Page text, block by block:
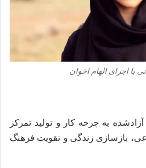
با اجرای الهام اخوان
آزادشده به چرخه کار و تولید تمرکز
بازسازی زندگی و تقویت فرهنگ